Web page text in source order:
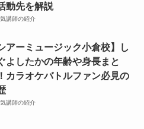
動先を解説
気講師の紹介
アーミュージック小倉校】し
よしたかの年齢や身長まと
カラオケバトルファン必見の
気講師の紹介